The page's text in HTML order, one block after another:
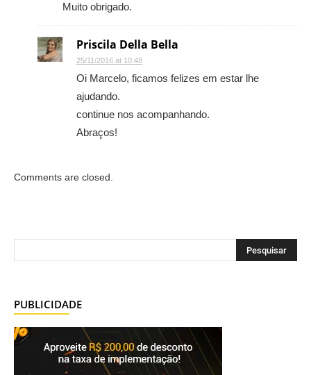
Muito obrigado.
Priscila Della Bella
25/11/2016 at 10:48
Oi Marcelo, ficamos felizes em estar lhe
ajudando.
continue nos acompanhando.
Abraços!
Comments are closed.
PUBLICIDADE